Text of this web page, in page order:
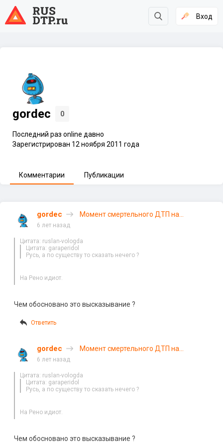
Вход
gordec 0
Последний раз online давно
Зарегистрирован 12 ноября 2011 года
Комментарии Публикации
gordec
Момент смертельного ДТП на
6 лет назад
Цитата: ruslan-vologda
Цитата: garaperidol
Русь, а по существу то сказать нечего ?
На Рено идиот.
Чем обосновано это высказывание ?
Ответить
gordec
Момент смертельного ДТП на
6 лет назад
Цитата: ruslan-vologda
Цитата: garaperidol
Русь, а по существу то сказать нечего ?
На Рено идиот.
Чем обосновано это высказывание ?